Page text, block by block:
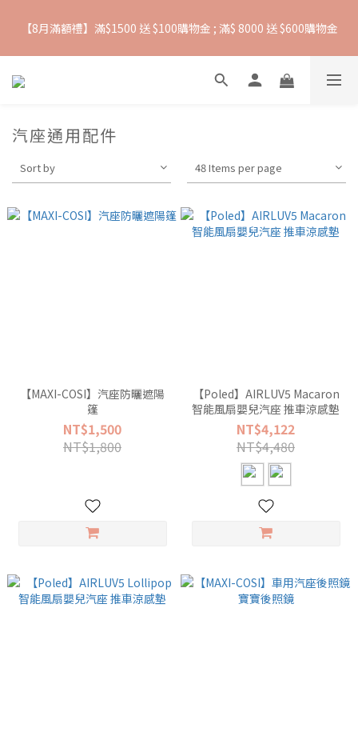
抵抗熱浪必備用品︱滿$2500贈 Farlin EDI超純水溼紙巾
【8月滿額禮】滿$1500 送 $100購物金 ; 滿$ 8000 送 $600購物金
【爸氣一夏 】推車汽座 滿 $5000 送$ 388  滿 $10,000 送 $888 購
抵抗熱浪必備用品︱滿$2500贈 Farlin EDI超純水溼紙巾
汽座通用配件
Sort by 48 Items per page
【MAXI-COSI】汽座防曬遮陽
篷
NT$1,500
NT$1,800
【Poled】AIRLUV5 Macaron
智能風扇嬰兒汽座 推車涼感墊
NT$4,122
NT$4,480